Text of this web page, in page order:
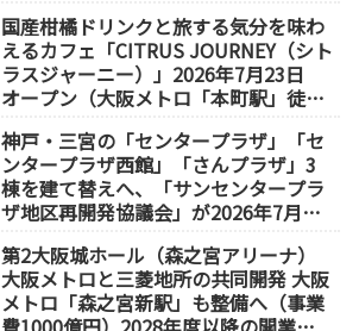
国産柑橘ドリンクと旅する気分を味わ
えるカフェ「CITRUS JOURNEY（シト
ラスジャーニー）」2026年7月23日
オープン（大阪メトロ「本町駅」徒歩
神戸・三宮の「センタープラザ」「セ
ンタープラザ西館」「さんプラザ」3
棟を建て替えへ、「サンセンタープラ
ザ地区再開発協議会」が2026年7月発
第2大阪城ホール（森之宮アリーナ）
大阪メトロと三菱地所の共同開発 大阪
メトロ「森之宮新駅」も整備へ（事業